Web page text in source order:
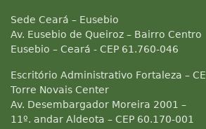
Sede Ceará – Eusebio
Av. Eusebio de Queiroz – Bairro Centro
Eusebio – Ceará - CEP 61.760-046
Escritório Administrativo Fortaleza – CE
Torre Novais Center
Av. Desembargador Moreira 2001 –
11º. andar Aldeota – CEP 60.170-001